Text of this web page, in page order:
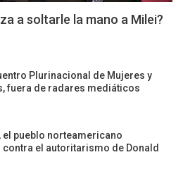
a soltarle la mano a Milei?
Plurinacional de Mujeres y
fuera de radares mediáticos
el pueblo norteamericano
el autoritarismo de Donald